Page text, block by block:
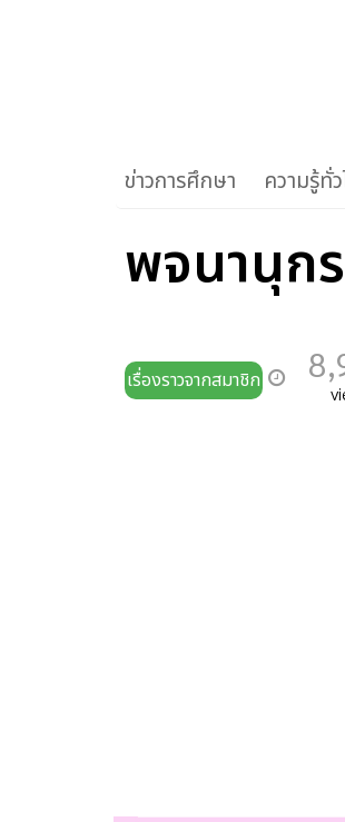
ข่าวการศึกษา ความรู้ทั่
พจนานุก
เรื่องราวจากสมาชิก